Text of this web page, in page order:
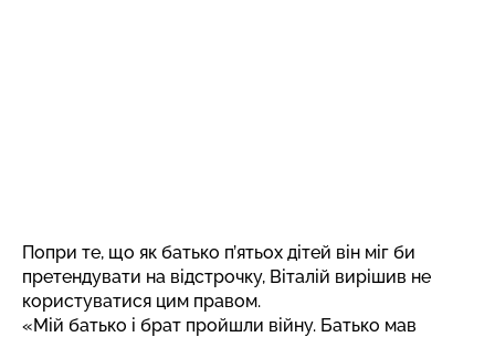
Попри те, що як батько п’ятьох дітей він міг би
претендувати на відстрочку, Віталій вирішив не
користуватися цим правом.
«Мій батько і брат пройшли війну. Батько мав